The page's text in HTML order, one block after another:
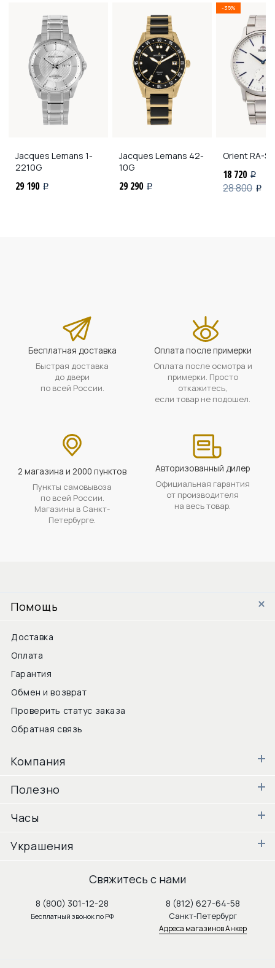
Jacques Lemans 1-
2210G
29 190 i
Jacques Lemans 42-
10G
29 290 i
-35%
OrientRA-
18 720 i
28 800 i
Бесплатная доставка
Быстрая доставка
до двери
по всей России.
Оплата после примерки
Оплата после осмотра и
примерки. Просто
откажитесь,
если товар не подошел.
2 магазина и 2000 пунктов
Пункты самовывоза
по всей России.
Магазины в Санкт-
Петербурге.
Авторизованный дилер
Официальная гарантия
от производителя
на весь товар.
Помощь
Доставка
Оплата
Гарантия
Обмен и возврат
Проверить статус заказа
Обратная связь
Компания
Полезно
Часы
Украшения
Свяжитесь с нами
8 (800) 301-12-28
Бесплатный звонок по РФ
8 (812) 627-64-58
Санкт-Петербург
Адреса магазинов Анкер